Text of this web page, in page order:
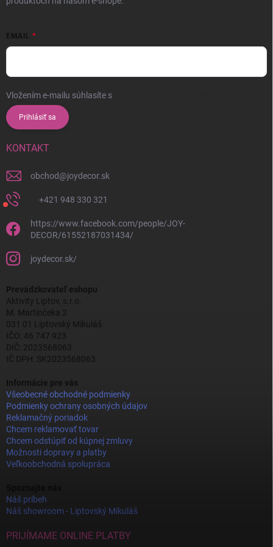
EMAIL
Vložením e-mailu súhlasíte s
Prihlásiť sa
KONTAKT
obchod@joydecor.sk
+421 948 330 321
https://www.facebook.com/people/JOY-
DECOR/61552187031434/
joydecor.sk/
Prevádzkovateľ eshopu
Aktivity Liptov, s.r.o.
M. Martinčeka 2
031 01 Liptovský Mikuláš
IČO: 46 747 923
DIČ: 2023568063
IČ DPH: SK2023568063
Informácie pre vás
Všeobecné obchodné podmienky
Podmienky ochrany osobných údajov
Reklamačný poriadok
Chcem reklamovať tovar
Chcem odstúpiť od kúpnej zmluvy
Možnosti dopravy a platby
Veľkoobchodná spolupráca
Náš príbeh
Náš showroom - Liptovský Mikuláš
PRIJÍMAME ONLINE PLATBY